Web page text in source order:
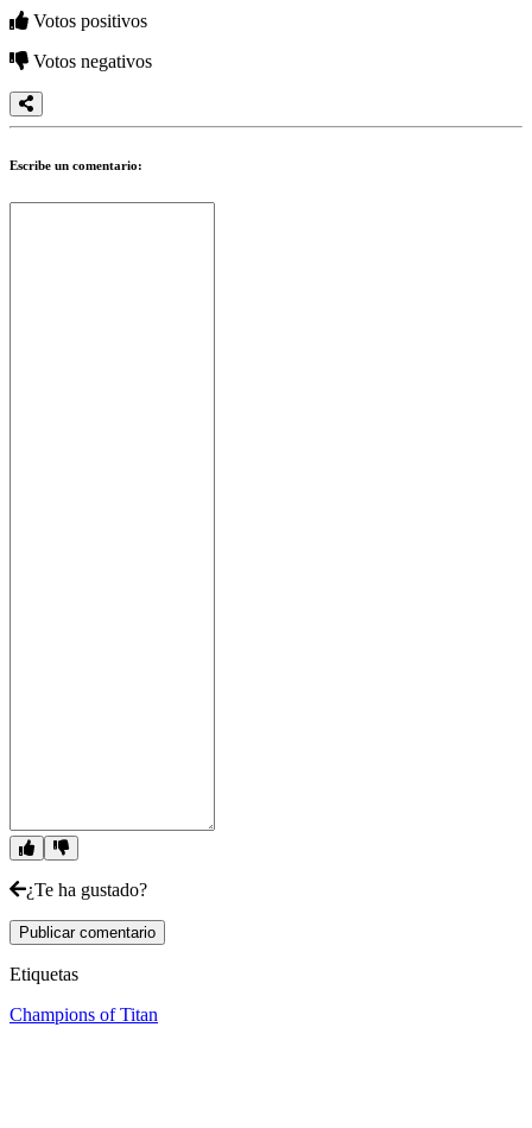
Votos positivos
Votos negativos
Escribe un comentario:
¿Te ha gustado?
Publicar comentario
Etiquetas
Champions of Titan